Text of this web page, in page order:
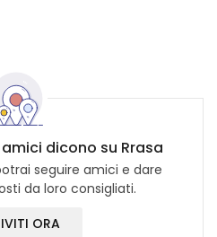
dicono su Rrasa
seguire amici e dare
da loro consigliati.
ORA